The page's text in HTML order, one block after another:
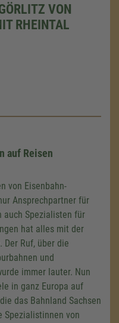
VON
RHEINTAL
auf Reisen
von Eisenbahn-
Ansprechpartner für
auch Spezialisten für
hat alles mit der
Der Ruf, über die
und
immer lauter. Nun
in ganz Europa auf
das Bahnland Sachsen
Spezialistinnen von
Service zu